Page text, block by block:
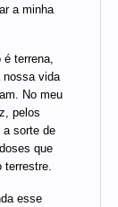
a minha
é terrena,
nossa vida
No meu
pelos
sorte de
que
terrestre.
esse